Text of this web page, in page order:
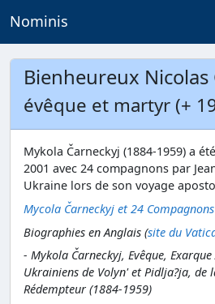
Nominis
Bienheureux Nicolas
évêque et martyr (+
Mykola Čarneckyj (1884-1959) a
2001 avec 24 compagnons par
Ukraine lors de son voyage
Mycola Čarneckyj et 24 Compagnons
Biographies en Anglais (site du
- Mykola Čarneckyj, Evêque,
Ukrainiens de Volyn' et Pidlja?ja, de
Rédempteur (1884-1959)